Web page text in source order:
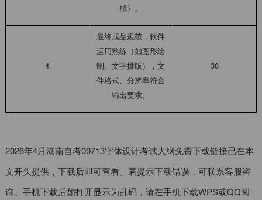
感）。
4
最终成品规范，软件
运用熟练（如图形绘
制、文字排版），文
件格式、分辨率符合
输出要求。
30
2026年4月湖南自考00713字体设计考试大纲免费下载链接已在本
文开头提供，下载后即可查看。若提示下载错误，可联系客服咨
询。手机下载后如打开显示为乱码，请在手机下载WPS或QQ阅